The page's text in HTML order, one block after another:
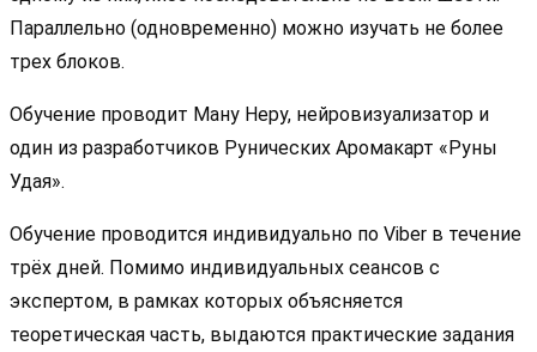
Параллельно (одновременно) можно изучать не более
трех блоков.
Обучение проводит Ману Неру, нейровизуализатор и
один из разработчиков Рунических Аромакарт «Руны
Удая».
Обучение проводится индивидуально по Viber в течение
трёх дней. Помимо индивидуальных сеансов с
экспертом, в рамках которых объясняется
теоретическая часть, выдаются практические задания